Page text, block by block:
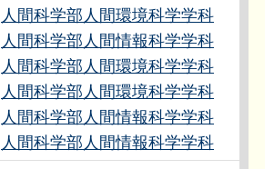
人間科学部人間環境科学学科
人間科学部人間情報科学学科
人間科学部人間環境科学学科
人間科学部人間環境科学学科
人間科学部人間情報科学学科
人間科学部人間情報科学学科